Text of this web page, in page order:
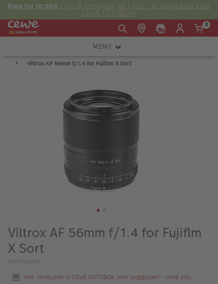
Kjøp for 10 000,- og få verdisjekk på 1 500,- til veggbilder eller
CEWE FOTOBOK!
Fre:
20:00
E-post:
0
MENY
KAMERA
Kampanjer
Merker
Viltrox AF 56mm f/1.4 for Fujiflm X Sort
Viltrox AF 56mm f/1.4 for Fujiflm
X Sort
PIM1154300
Inkl. verdisjekk til CEWE FOTOBOK eller veggbilder! - verdi 379,-